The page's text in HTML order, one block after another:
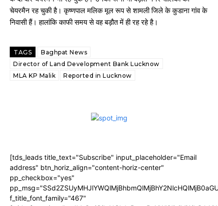
चेयरमैन रह चुकी है। कृष्णपाल मलिक मूल रूप से शामली जिले के कुडाना गांव के
निवासी हैं। हालांकि काफी समय से वह बड़ौत में ही रह रहे है।
TAGS
Baghpat News
Director of Land Development Bank Lucknow
MLA KP Malik
Reported in Lucknow
[tds_leads title_text="Subscribe" input_placeholder="Email
address" btn_horiz_align="content-horiz-center"
pp_checkbox="yes"
f_title_font_family="467"